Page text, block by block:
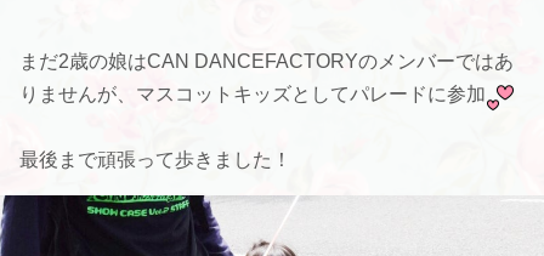
まだ2歳の娘はCAN DANCEFACTORYのメンバーではあ
りませんが、マスコットキッズとしてパレードに参加
最後まで頑張って歩きました！